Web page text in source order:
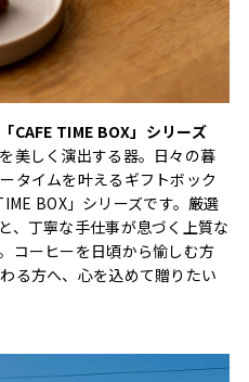
CAFE TIME BOX」シリーズ
美しく演出する器。日々の暮
タイムを叶えるギフトボック
BOX」シリーズです。厳選
、丁寧な手仕事が息づく上質な
コーヒーを日頃から愉しむ方
る方へ、心を込めて贈りたい